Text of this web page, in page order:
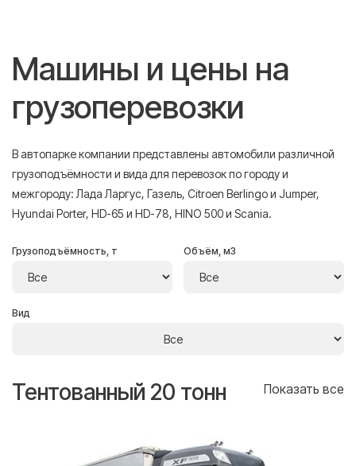
Машины и цены на
грузоперевозки
В автопарке компании представлены автомобили различной
грузоподъёмности и вида для перевозок по городу и
межгороду: Лада Ларгус, Газель, Citroen Berlingo и Jumper,
Hyundai Porter, HD-65 и HD-78, HINO 500 и Scania.
Грузоподъёмность, т Объём, м3
Вид
Тентованный 20 тонн Показать все